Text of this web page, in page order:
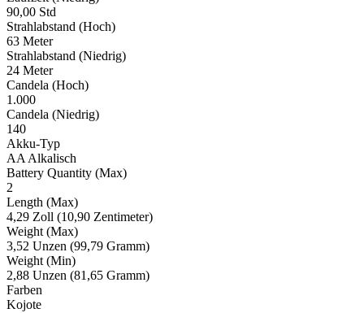
90,00 Std
Strahlabstand (Hoch)
63 Meter
Strahlabstand (Niedrig)
24 Meter
Candela (Hoch)
1.000
Candela (Niedrig)
140
Akku-Typ
AA Alkalisch
Battery Quantity (Max)
2
Length (Max)
4,29 Zoll (10,90 Zentimeter)
Weight (Max)
3,52 Unzen (99,79 Gramm)
Weight (Min)
2,88 Unzen (81,65 Gramm)
Farben
Kojote